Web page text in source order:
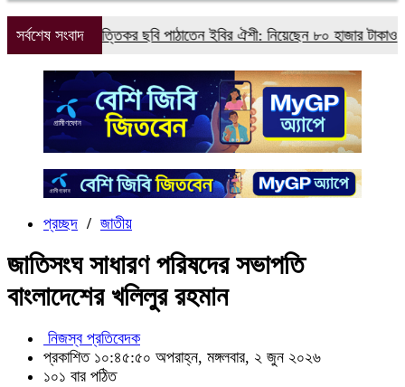
সর্বশেষ সংবাদ
আপত্তিকর ছবি পাঠাতেন ইবির ঐশী: নিয়েছেন ৮০ হাজার টাকাও
প্রচ্ছদ / জাতীয়
জাতিসংঘ সাধারণ পরিষদের সভাপতি
বাংলাদেশের খলিলুর রহমান
নিজস্ব প্রতিবেদক
প্রকাশিত ১০:৪৫:৫০ অপরাহ্ন, মঙ্গলবার, ২ জুন ২০২৬
১০১ বার পঠিত